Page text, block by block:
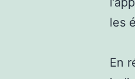
les
En